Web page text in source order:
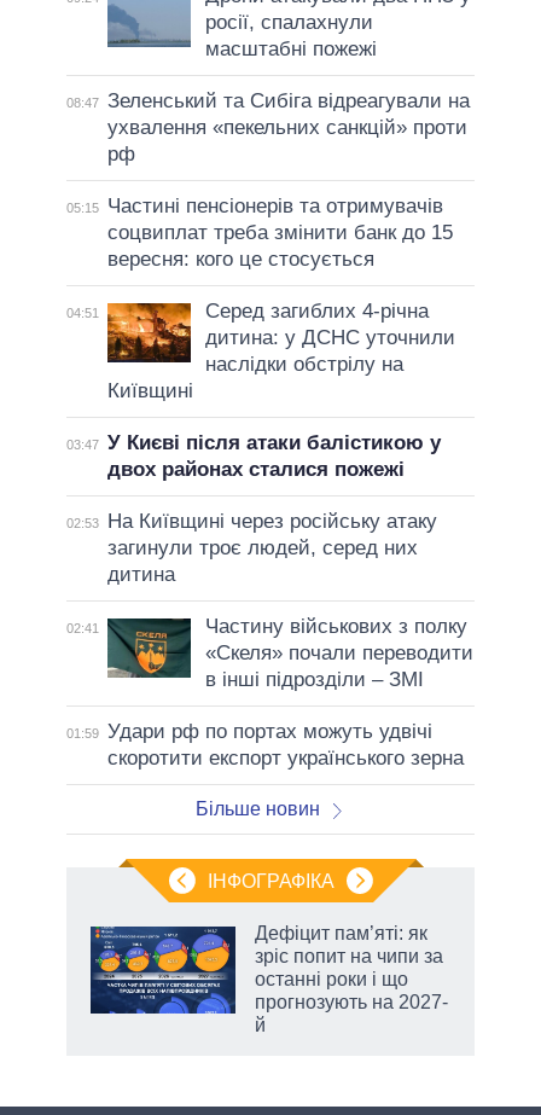
росії, спалахнули
масштабні пожежі
08:47 Зеленський та Сибіга відреагували на
ухвалення «пекельних санкцій» проти
рф
05:15
Частині пенсіонерів та отримувачів
соцвиплат треба змінити банк до 15
вересня: кого це стосується
04:51
Серед загиблих 4-річна
дитина: у ДСНС уточнили
наслідки обстрілу на
Київщині
03:47 У Києві після атаки балістикою у
двох районах сталися пожежі
02:53
На Київщині через російську атаку
загинули троє людей, серед них
дитина
02:41
Частину військових з полку
«Скеля» почали переводити
в інші підрозділи – ЗМІ
01:59 Удари рф по портах можуть удвічі
скоротити експорт українського зерна
Більше новин
ІНФОГРАФІКА
Дефіцит пам’яті: як
зріс попит на чипи за
останні роки і що
прогнозують на 2027-
й